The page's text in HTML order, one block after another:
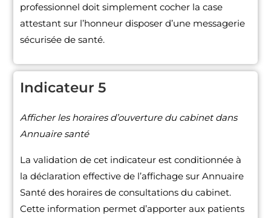
professionnel doit simplement cocher la case
attestant sur l’honneur disposer d’une messagerie
sécurisée de santé.
Indicateur 5
Afficher les horaires d’ouverture du cabinet dans
Annuaire santé
La validation de cet indicateur est conditionnée à
la déclaration effective de l’affichage sur Annuaire
Santé des horaires de consultations du cabinet.
Cette information permet d’apporter aux patients